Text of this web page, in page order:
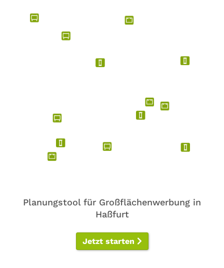
Planungstool für Großflächenwerbung in
Haßfurt
Jetzt starten